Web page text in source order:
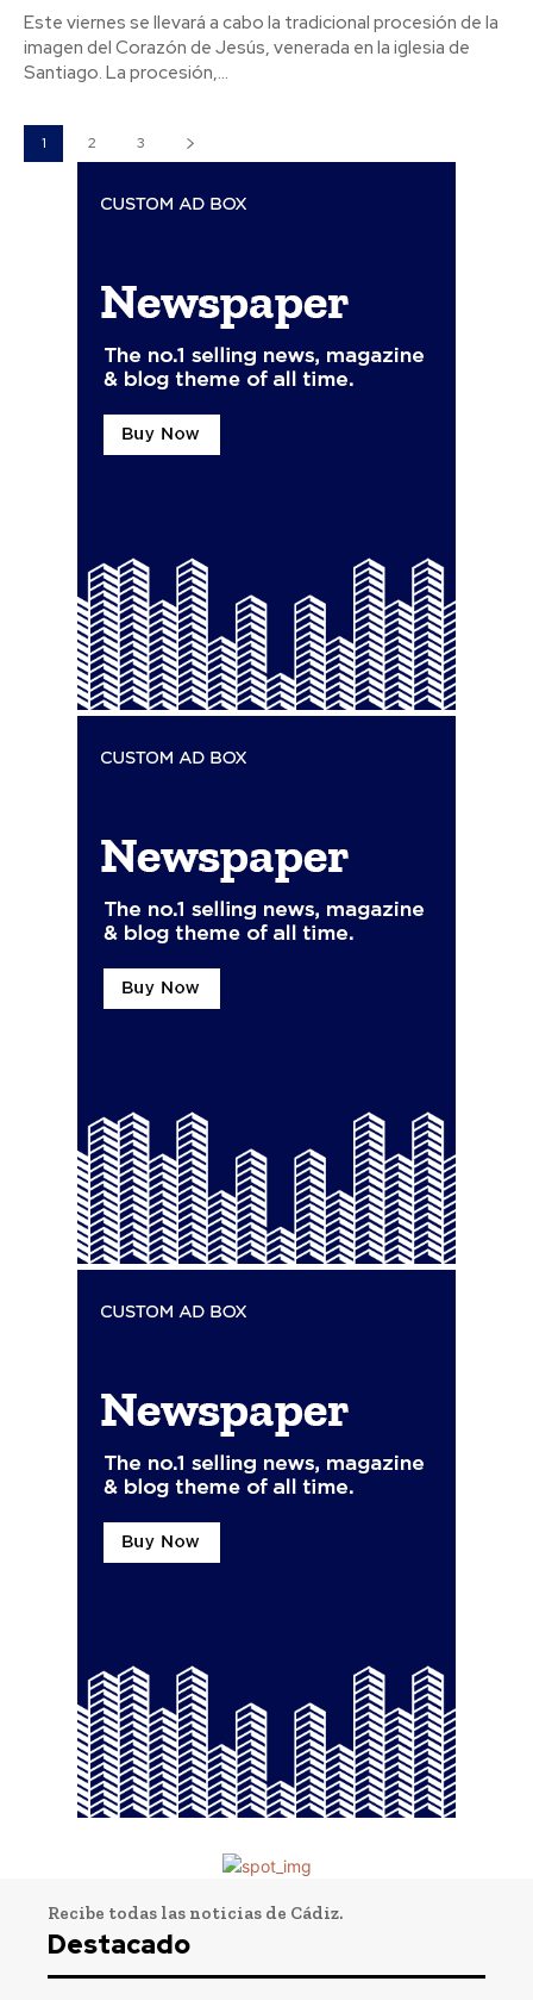
Actualidad
La Junta anima a los entes
ayudas para promover la
igualdad y conciliación
Objetivo Cádiz TV
Actualidad
El Ayuntamiento de
San Roque alerta de
posibles restos de
hidrocarburos en la
Mayorga
Redacción - Agosto 7, 2026
Semana Santa
La Divina Pastora de
Sagasta en rosario por
las calles de la
feligresía
Redacción - Agosto 7, 2026
Este viernes se llevará a cabo la tradicional procesión de la
imagen del Corazón de Jesús, venerada en la iglesia de
Santiago. La procesión,...
1 2 3
Recibe todas las noticias de Cádiz.
Destacado